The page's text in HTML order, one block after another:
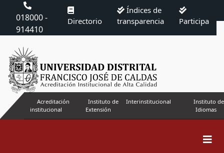
018000 -
914410
Directorio
Índices de
transparencia
Participa
Acreditación
institucional
Instituto de
Extensión
Interinstitucional
Instituto de
Idiomas